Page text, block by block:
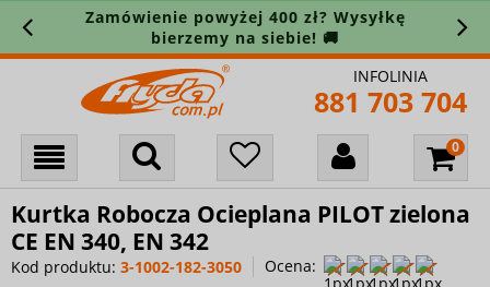
Zamówienie powyżej 400 zł? Wysyłkę
bierzemy na siebie! 🚚
INFOLINIA
881 703 704
Kurtka Robocza Ocieplana PILOT zielona
CE EN 340, EN 342
Kod produktu: 3-1002-182-3050
Ocena: